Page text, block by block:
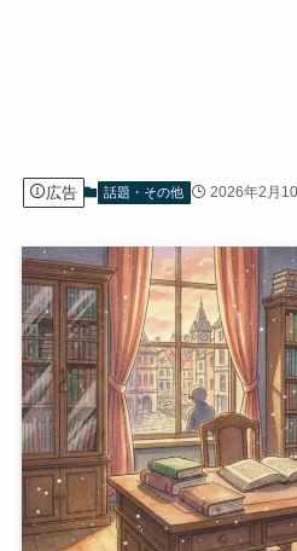
広告 話題・その他 2026年2月